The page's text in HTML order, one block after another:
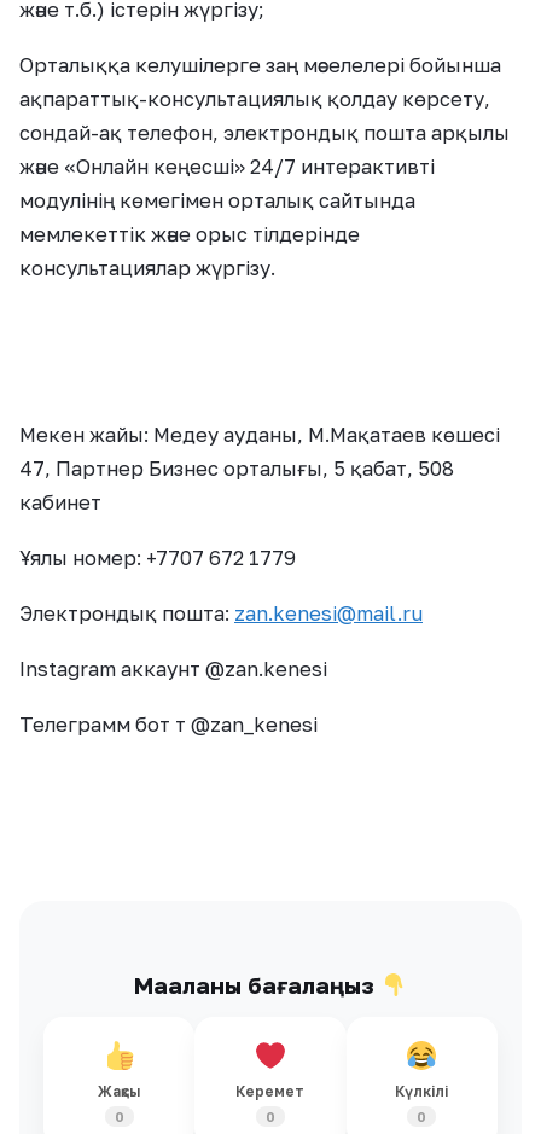
және т.б.) істерін жүргізу;
Орталыққа келушілерге заң мәселелері бойынша
ақпараттық-консультациялық қолдау көрсету,
сондай-ақ телефон, электрондық пошта арқылы
және «Онлайн кеңесші» 24/7 интерактивті
модулінің көмегімен орталық сайтында
мемлекеттік және орыс тілдерінде
консультациялар жүргізу.
Мекен жайы: Медеу ауданы, М.Мақатаев көшесі
47, Партнер Бизнес орталығы, 5 қабат, 508
кабинет
Ұялы номер: +7707 672 1779
Электрондық пошта: zan.kenesi@mail.ru
Instagram аккаунт @zan.kenesi
Телеграмм бот т @zan_kenesi
Мақаланы бағалаңыз
Жақсы
0
Керемет
0
Күлкілі
0